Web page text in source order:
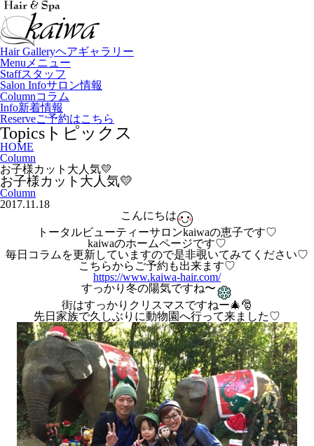
Hair Galleryヘアギャラリー
Menu メニュー
Staffスタッフ
Salon Infoサロン情報
Columnコラム
Info新着情報
Reserveご予約はこちら
Topics トピックス
HOME
Column
お子様カット大人気💛
お子様カット大人気💛
Column
2017.11.18
こんにちは
トータルビューティーサロンkaiwaの恵子です♡
kaiwaのホームページです♡
毎日コラムを更新していますので是非覗いてみてください♡
こちらからご予約も出来ます♡
https://www.kaiwa-hair.com/
すっかり冬の陽気ですね〜
街はすっかりクリスマスですねー🎄🎅
先日家族で久しぶりに動物園へ行って来ました♡